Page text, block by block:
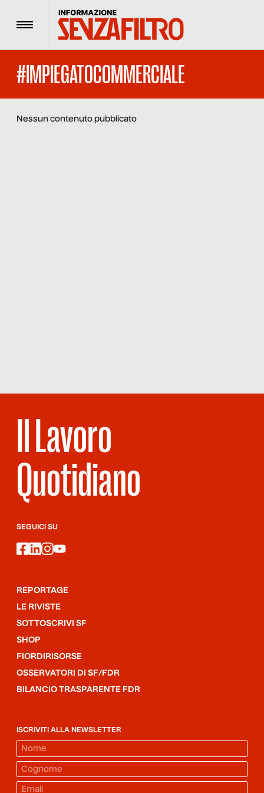
Menu
#IMPIEGATOCOMMERCIALE
Nessun contenuto pubblicato
Il Lavoro
Quotidiano
SEGUICI SU
facebook
linkedin
instagram
youtube
REPORTAGE
LE RIVISTE
SOTTOSCRIVI SF
SHOP
FIORDIRISORSE
OSSERVATORI DI SF/FDR
BILANCIO TRASPARENTE FDR
ISCRIVITI ALLA NEWSLETTER